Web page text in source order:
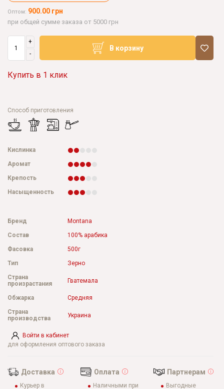
Оптом: 900.00 грн
при общей сумме заказа от 5000 грн
+
-
В корзину
Купить в 1 клик
Способ приготовления
Кислинка
Аромат
Крепость
Насыщенность
Войти в кабинет
для оформления оптового заказа
Бренд
Montana
Состав
100% арабика
Фасовка
500г
Тип
Зерно
Страна
произрастания
Гватемала
Обжарка
Средняя
Страна
производства
Украина
Доставка
Курьер в
Оплата
Наличными при
Партнерам
Выгодные